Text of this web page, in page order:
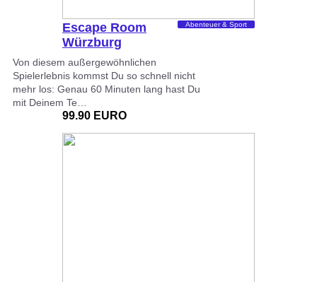
Escape Room
Würzburg
Abenteuer & Sport
Von diesem außergewöhnlichen
Spielerlebnis kommst Du so schnell nicht
mehr los: Genau 60 Minuten lang hast Du
mit Deinem Te…
99.90 EURO